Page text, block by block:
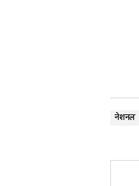
नेशनल